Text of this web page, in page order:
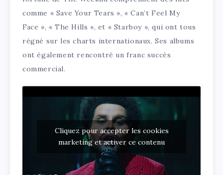
comme « Save Your Tears », « Can’t Feel My
Face », « The Hills », et « Starboy », qui ont tous
régné sur les charts internationaux. Ses albums
ont également rencontré un franc succès
commercial.
Cliquez pour accepter les cookies
marketing et activer ce contenu